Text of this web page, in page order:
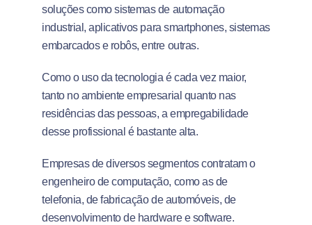
soluções como sistemas de automação
industrial, aplicativos para smartphones, sistemas
embarcados e robôs, entre outras.
Como o uso da tecnologia é cada vez maior,
tanto no ambiente empresarial quanto nas
residências das pessoas, a empregabilidade
desse profissional é bastante alta.
Empresas de diversos segmentos contratam o
engenheiro de computação, como as de
telefonia, de fabricação de automóveis, de
desenvolvimento de hardware e software.